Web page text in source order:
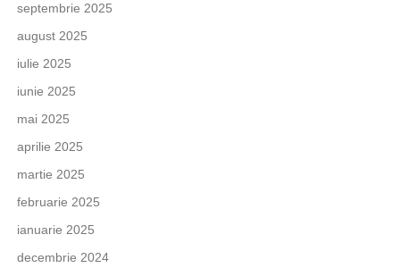
septembrie 2025
august 2025
iulie 2025
iunie 2025
mai 2025
aprilie 2025
martie 2025
februarie 2025
ianuarie 2025
decembrie 2024